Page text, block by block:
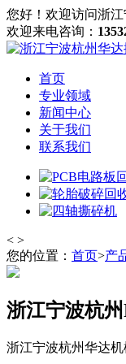
您好！欢迎访问浙
欢迎来电咨询：
首页
专业领域
新闻中心
关于我们
联系我们
< >
您的位置： 首页>产
浙江宁波杭
浙江宁波杭州华达